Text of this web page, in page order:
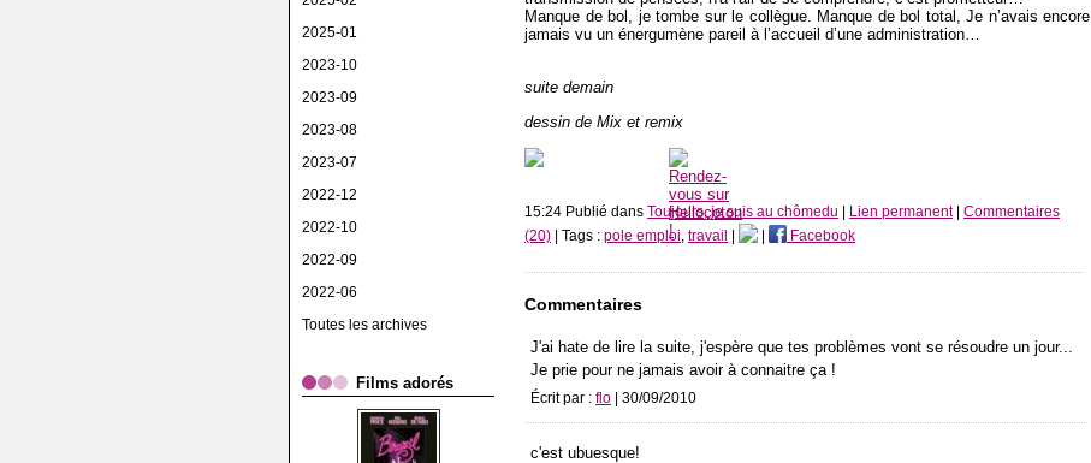
2025-01
2023-10
2023-09
2023-08
2023-07
2022-12
2022-10
2022-09
2022-06
Toutes les archives
Films adorés
Manque de bol, je tombe sur le collègue. Manque de bol total, Je n’avais encore
jamais vu un énergumène pareil à l’accueil d’une administration…
suite demain
dessin de Mix et remix
15:24 Publié dans Toujours, je suis au chômedu Lien permanent| Commentaires
(20) | Tags : pole emploi travail Facebook
Commentaires
J'ai hate de lire la suite, j'espère que tes problèmes vont se résoudre un jour...
Je prie pour ne jamais avoir à connaitre ça !
Écrit par : flo | 30/09/2010
c'est ubuesque!